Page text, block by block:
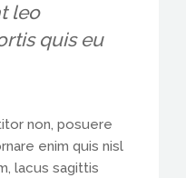
leo
quis eu
non, posuere
enim quis nisl
lacus sagittis